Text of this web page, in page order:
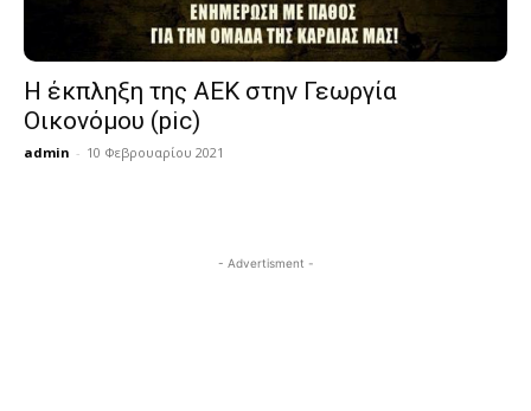
Η έκπληξη της ΑΕΚ στην Γεωργία
Οικονόμου (pic)
admin - 10 Φεβρουαρίου 2021
- Advertisment -